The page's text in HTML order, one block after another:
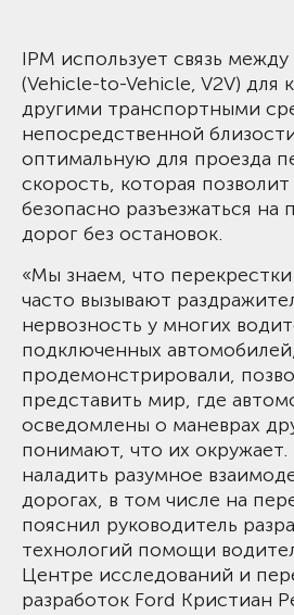
IPM использует связь
(Vehicle-to-Vehicle, V2V) для
другими транспортными
непосредственной
оптимальную для проезда
скорость, которая
безопасно разъезжаться на
дорог без остановок.
«Мы знаем, что
часто вызывают
нервозность у многих
подключенных
продемонстрировали,
представить мир, где
осведомлены о маневрах
понимают, что их окружает.
наладить разумное
дорогах, в том числе на
пояснил руководитель
технологий помощи
Центре исследований и
разработок Ford Кристиан